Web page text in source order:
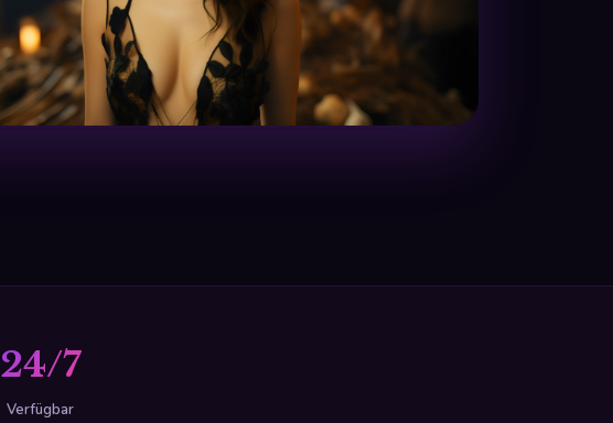
24/7
Verfügbar